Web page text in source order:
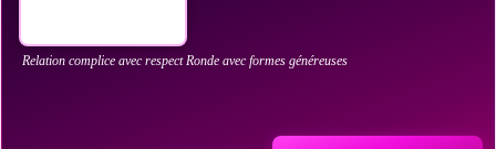
Relation complice avec respect Ronde avec formes généreuses